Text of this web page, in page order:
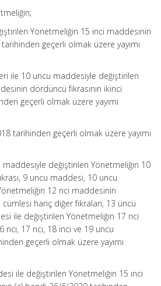
Yönetmeliğin 15 inci maddesinin
geçerli olmak üzere yayımı
ile 10 uncu maddesiyle değiştirilen
dördüncü fıkrasının ikinci
geçerli olmak üzere yayımı
tarihinden geçerli olmak üzere yayımı
değiştirilen Yönetmeliğin 10
9 uncu maddesi, 10 uncu
12 nci maddesinin
cümlesi hariç diğer fıkraları, 13 üncü
ile değiştirilen Yönetmeliğin 17 nci
ncı, 17 nci, 18 inci ve 19 uncu
geçerli olmak üzere yayımı
ile değiştirilen Yönetmeliğin 15 inci